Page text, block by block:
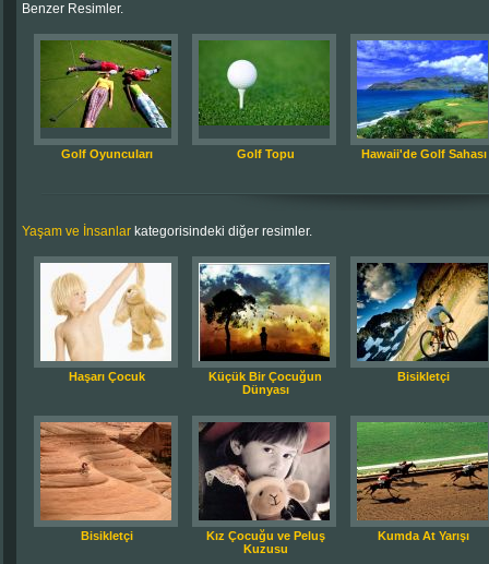
Benzer Resimler.
Golf Oyuncuları Golf Topu Hawaii'de Golf Sahası
Yaşam ve İnsanlar kategorisindeki diğer resimler.
Haşarı Çocuk
Küçük Bir Çocuğun
Dünyası
Bisikletçi
Bisikletçi
Kız Çocuğu ve Peluş
Kuzusu
Kumda At Yarışı